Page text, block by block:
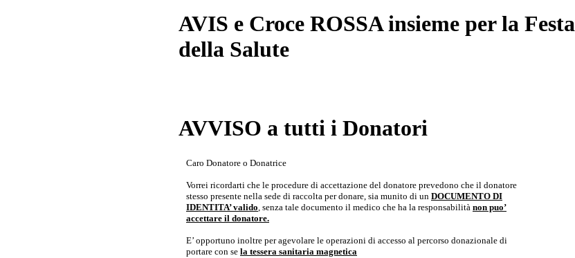
AVIS e Croce ROSSA insieme per la Festa
della Salute
AVVISO a tutti i Donatori
Caro Donatore o Donatrice
Vorrei ricordarti che le procedure di accettazione del donatore prevedono che il donatore
stesso presente nella sede di raccolta per donare, sia munito di un DOCUMENTO DI
IDENTITA’ valido, senza tale documento il medico che ha la responsabilità non puo’
accettare il donatore.
E’ opportuno inoltre per agevolare le operazioni di accesso al percorso donazionale di
portare con se la tessera sanitaria magnetica